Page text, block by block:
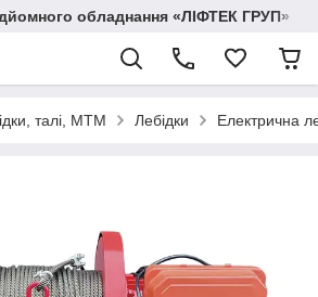
обладнання «ЛІФТЕК ГРУП»
талі, МТМ Лебідки Електрична